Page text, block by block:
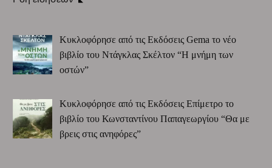
Κυκλοφόρησε από τις Εκδόσεις Gema το νέο
βιβλίο του Ντάγκλας Σκέλτον “Η μνήμη των
οστών”
Κυκλοφόρησε από τις Εκδόσεις Επίμετρο το
βιβλίο του Κωνσταντίνου Παπαγεωργίου “Θα με
βρεις στις ανηφόρες”